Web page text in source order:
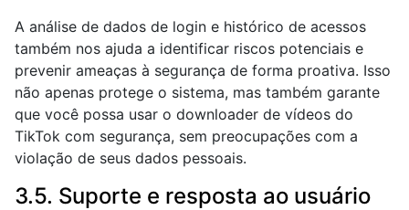
A análise de dados de login e histórico de acessos
também nos ajuda a identificar riscos potenciais e
prevenir ameaças à segurança de forma proativa. Isso
não apenas protege o sistema, mas também garante
que você possa usar o downloader de vídeos do
TikTok com segurança, sem preocupações com a
violação de seus dados pessoais.
3.5. Suporte e resposta ao usuário